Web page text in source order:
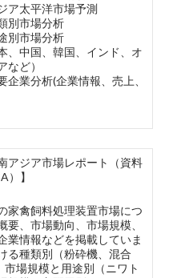
ア太平洋市場予測
別市場分析
別市場分析
、中国、韓国、インド、オ
ど）
企業分析(企業情報、売上、
アジア市場レポート（資料
）】
家禽飼料処理装置市場につ
、市場動向、市場規模、
業情報などを掲載していま
る種類別（粉砕機、混合
場規模と用途別（ニワト